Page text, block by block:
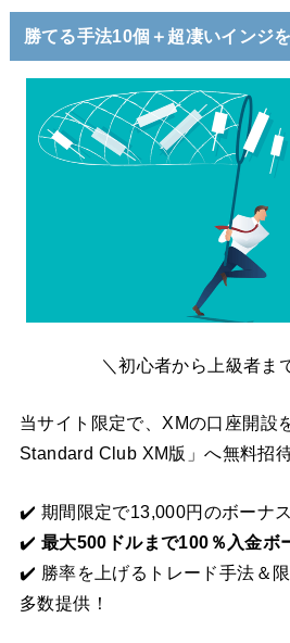
勝てる手法10個＋超凄いインジ
＼初心者から上級者ま
当サイト限定で、XMの口座開設
Standard Club XM版」へ無料招待
✔️ 期間限定で13,000円のボーナス
✔️ 最大500ドルまで100％入金ボ
✔️ 勝率を上げるトレード手法＆
多数提供！